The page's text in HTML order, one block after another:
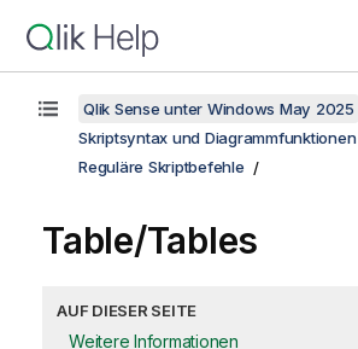
Qlik Sense unter Windows May 2025
Skriptsyntax und Diagrammfunktionen
Reguläre Skriptbefehle
Table/Tables
AUF DIESER SEITE
Weitere Informationen